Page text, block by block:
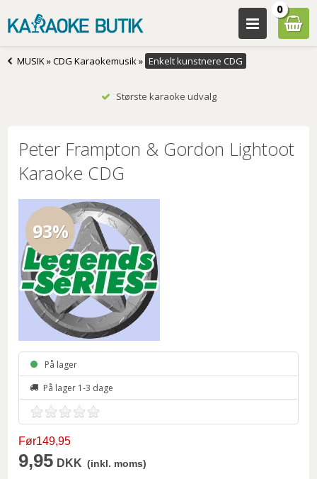
0
MUSIK»CDG Karaokemusik» Enkelt kunstnere CDG
Største karaoke udvalg
Peter Frampton & Gordon Lightoot
Karaoke CDG
93%
På lager
På lager 1-3 dage
Før149,95
9,95 DKK (inkl. moms)